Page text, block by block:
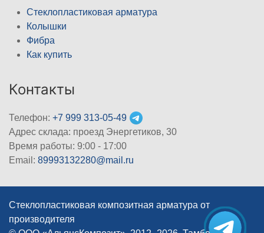
Стеклопластиковая арматура
Колышки
Фибра
Как купить
Контакты
Телефон: +7 999 313-05-49
Адрес склада: проезд Энергетиков, 30
Время работы: 9:00 - 17:00
Email: 89993132280@mail.ru
Стеклопластиковая композитная арматура от
производителя